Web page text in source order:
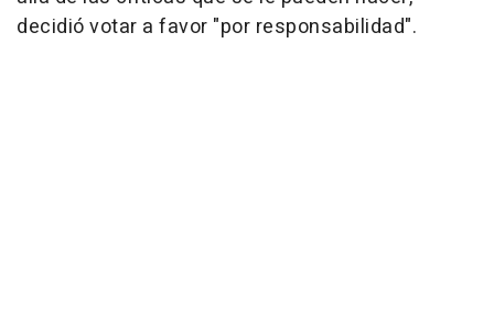
decidió votar a favor "por responsabilidad".